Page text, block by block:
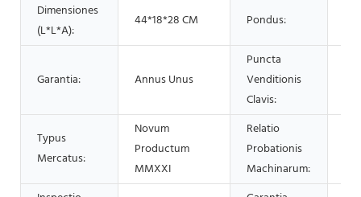
Dimensiones
(L*L*A):
44*18*28 CM Pondus:
Garantia: Annus Unus
Puncta
Venditionis
Clavis:
Typus
Mercatus:
Novum
Productum
MMXXI
Relatio
Probationis
Machinarum: